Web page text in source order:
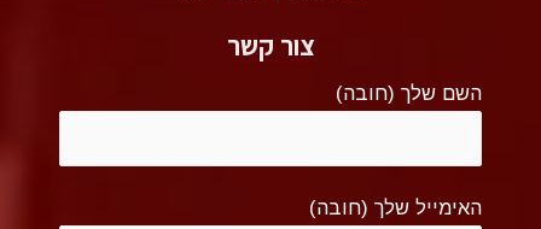
צור קשר
השם שלך (חובה)
האימייל שלך (חובה)